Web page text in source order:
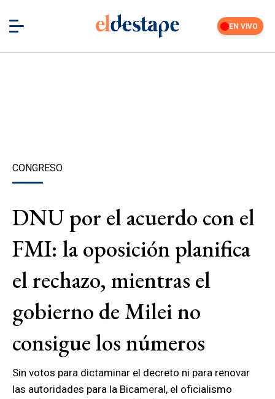
EN VIVO
CONGRESO
DNU por el acuerdo con el
FMI: la oposición planifica
el rechazo, mientras el
gobierno de Milei no
consigue los números
Sin votos para dictaminar el decreto ni para renovar
las autoridades para la Bicameral, el oficialismo